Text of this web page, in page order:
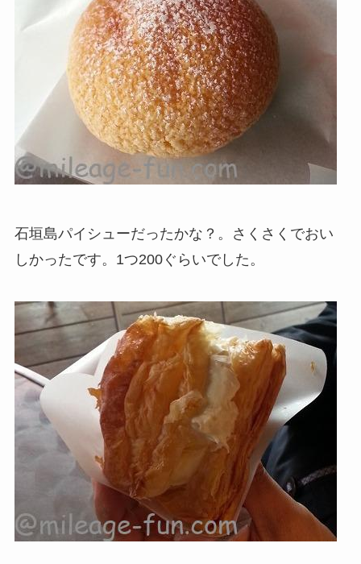
石垣島パイシューだったかな？。さくさくでおい
しかったです。1つ200ぐらいでした。